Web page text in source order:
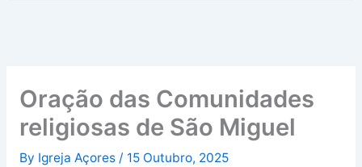
Oração das Comunidades
religiosas de São Miguel
By Igreja Açores / 15 Outubro, 2025